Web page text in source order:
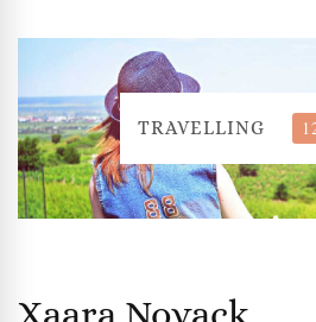
TRAVELLING
Xaara Novack